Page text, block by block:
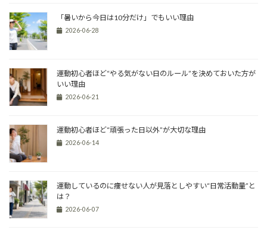
「暑いから今日は10分だけ」でもいい理由
2026-06-28
運動初心者ほど“やる気がない日のルール”を決めておいた方が
いい理由
2026-06-21
運動初心者ほど“頑張った日以外”が大切な理由
2026-06-14
運動しているのに痩せない人が見落としやすい“日常活動量”と
は？
2026-06-07